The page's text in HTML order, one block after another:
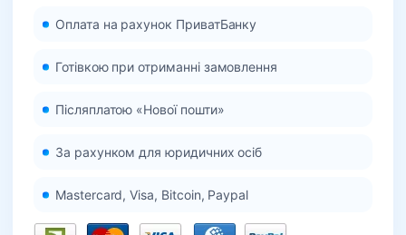
Оплата на рахунок ПриватБанку
Готівкою при отриманні замовлення
Післяплатою «Нової пошти»
За рахунком для юридичних осіб
Mastercard, Visa, Bitcoin, Paypal